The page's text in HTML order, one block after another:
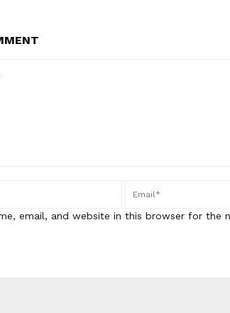
email, and website in this browser for the